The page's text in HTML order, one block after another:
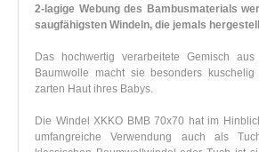
2-lagige Webung des Bambusmaterials
saugfähigsten Windeln, die jemals
Das hochwertig verarbeitete Gemisch aus
Baumwolle macht sie besonders
zarten Haut ihres Babys.
Die Windel XKKO BMB 70x70 hat im
umfangreiche Verwendung auch als